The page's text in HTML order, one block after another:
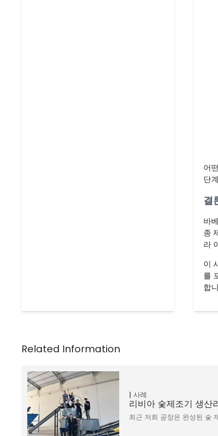
어
단
결
바
종
라
이
를
합
사례
리비아 숯제조기 생산
최근 저희 공장은 완성된 숯